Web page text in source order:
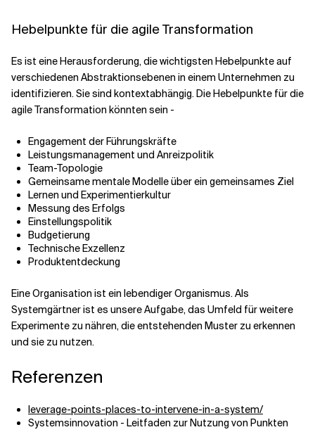
Hebelpunkte für die agile Transformation
Es ist eine Herausforderung, die wichtigsten Hebelpunkte auf
verschiedenen Abstraktionsebenen in einem Unternehmen zu
identifizieren. Sie sind kontextabhängig. Die Hebelpunkte für die
agile Transformation könnten sein -
Engagement der Führungskräfte
Leistungsmanagement und Anreizpolitik
Team-Topologie
Gemeinsame mentale Modelle über ein gemeinsames Ziel
Lernen und Experimentierkultur
Messung des Erfolgs
Einstellungspolitik
Budgetierung
Technische Exzellenz
Produktentdeckung
Eine Organisation ist ein lebendiger Organismus. Als
Systemgärtner ist es unsere Aufgabe, das Umfeld für weitere
Experimente zu nähren, die entstehenden Muster zu erkennen
und sie zu nutzen.
Referenzen
leverage-points-places-to-intervene-in-a-system/
Systemsinnovation - Leitfaden zur Nutzung von Punkten